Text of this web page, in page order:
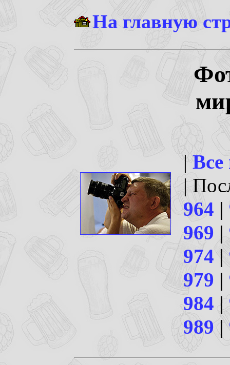
На главную
|
|
964 |
969 |
974|
979 |
984 |
989|